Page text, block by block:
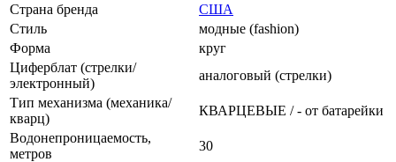
Страна бренда
США
Стиль
модные (fashion)
Форма
круг
Циферблат (стрелки/
электронный)
аналоговый (стрелки)
Тип механизма (механика/
кварц)
КВАРЦЕВЫЕ / - от батарейки
Водонепроницаемость,
метров
30